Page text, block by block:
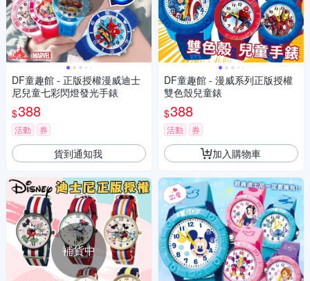
DF童趣館 - 正版授權漫威迪士
尼兒童七彩閃燈發光手錶
$388
活動 券
貨到通知我
補貨中
DF童趣館 - 漫威系列正版授權
雙色殼兒童錶
$388
活動 券
加入購物車